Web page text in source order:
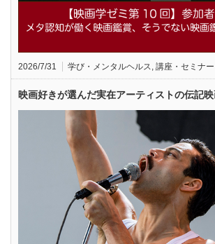
2026/7/31 学び・メンタルヘルス, 講座・セミナー
映画好きが選んだ実在アーティストの伝記